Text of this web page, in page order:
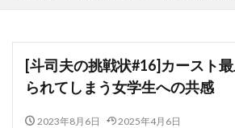
[斗司夫の挑戦状#16]カースト
られてしまう女学生への共感
2023年8月6日
2025年4月6日